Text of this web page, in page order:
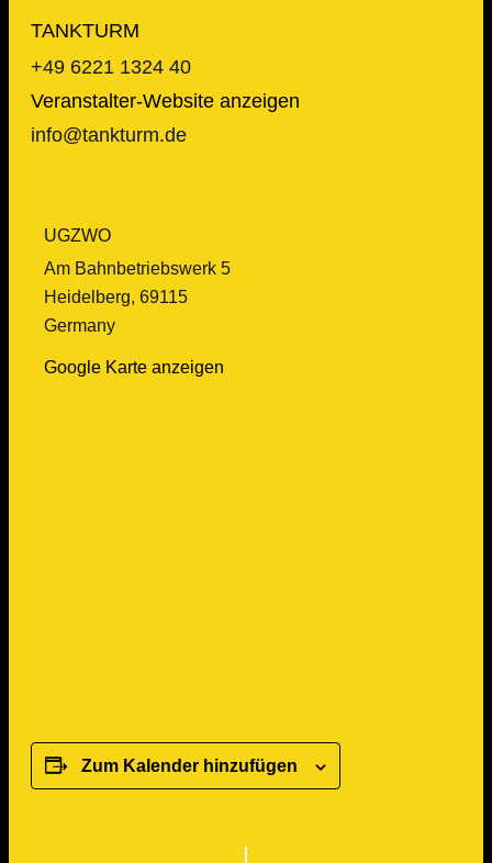
TANKTURM
+49 6221 1324 40
Veranstalter-Website anzeigen
info@tankturm.de
UGZWO
Am Bahnbetriebswerk 5
Heidelberg, 69115
Germany
Google Karte anzeigen
Zum Kalender hinzufügen